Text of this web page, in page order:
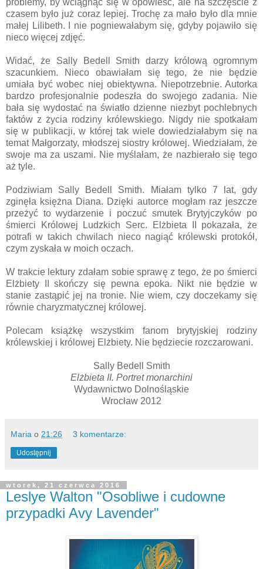
problemy, by wciągnąć się w opowieść, ale na szczęście z
czasem było już coraz lepiej. Trochę za mało było dla mnie
małej Lilibeth. I nie pogniewałabym się, gdyby pojawiło się
nieco więcej zdjęć.
Widać, że Sally Bedell Smith darzy królową ogromnym
szacunkiem. Nieco obawiałam się tego, że nie będzie
umiała być wobec niej obiektywna. Niepotrzebnie. Autorka
bardzo profesjonalnie podeszła do swojego zadania. Nie
bała się wydostać na światło dzienne niezbyt pochlebnych
faktów z życia rodziny królewskiego. Nigdy nie spotkałam
się w publikacji, w której tak wiele dowiedziałabym się na
temat Małgorzaty, młodszej siostry królowej. Wiedziałam, że
swoje ma za uszami. Nie myślałam, że nazbierało się tego
aż tyle.
Podziwiam Sally Bedell Smith. Miałam tylko 7 lat, gdy
zginęła księżna Diana. Dzięki autorce mogłam raz jeszcze
przeżyć to wydarzenie i poczuć smutek Brytyjczyków po
śmierci Królowej Ludzkich Serc. Elżbieta II pokazała, że
potrafi w takich chwilach nieco nagiąć królewski protokół,
czym zyskała w moich oczach.
W trakcie lektury zdałam sobie sprawę z tego, że po śmierci
Elżbiety II skończy się pewna epoka. Nikt nie będzie w
stanie zastąpić jej na tronie. Nie wiem, czy doczekamy się
równie charyzmatycznej królowej.
Polecam książkę wszystkim fanom brytyjskiej rodziny
królewskiej i królowej Elżbiety. Nie będziecie rozczarowani.
Sally Bedell Smith
Elżbieta II. Portret monarchini
Wydawnictwo Dolnośląskie
Wrocław 2012
Maria o 21:26 3 komentarze:
Udostępnij
wtorek, 21 czerwca 2016
Leslye Walton "Osobliwe i cudowne
przypadki Avy Lavender"